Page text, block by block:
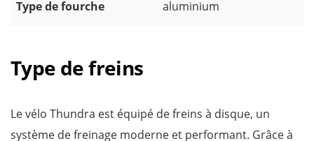
Type de fourche aluminium
Type de freins
Le vélo Thundra est équipé de freins à disque, un
système de freinage moderne et performant. Grâce à